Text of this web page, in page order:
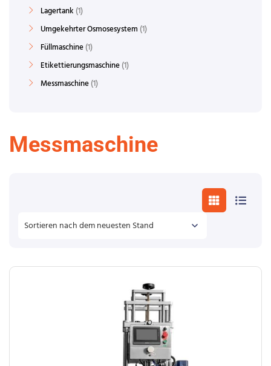
Messmaschine
Lagertank 1
Umgekehrter Osmosesystem 1
Füllmaschine 1
Etikettierungsmaschine 1
Messmaschine 1